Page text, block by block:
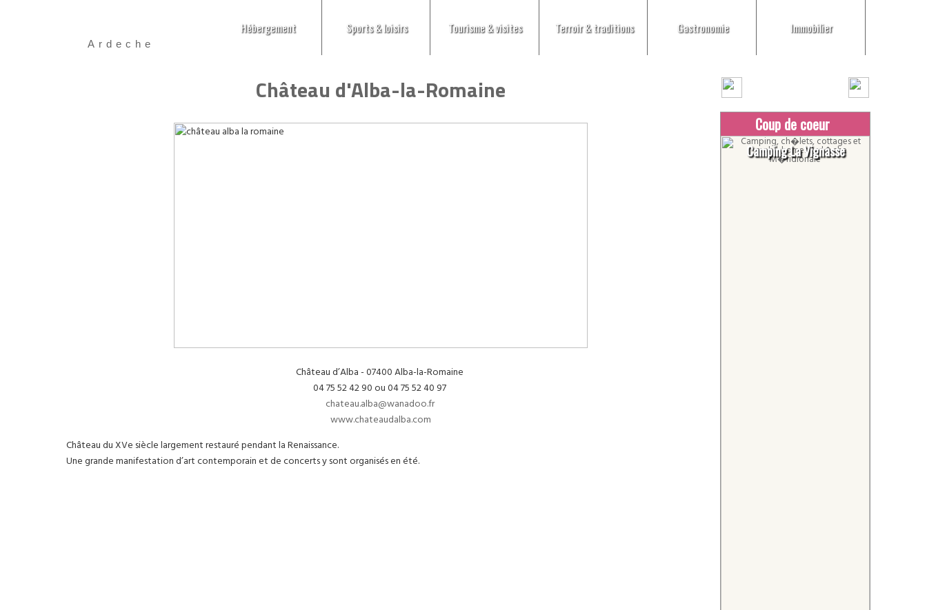
Ardeche
Hébergement Sports & loisirs Tourisme & visites Terroir & traditions Gastronomie Immobilier
Château d'Alba-la-Romaine
Château d’Alba - 07400 Alba-la-Romaine
04 75 52 42 90 ou 04 75 52 40 97
chateau.alba@wanadoo.fr
www.chateaudalba.com
Château du XVe siècle largement restauré pendant la Renaissance.
Une grande manifestation d’art contemporain et de concerts y sont organisés en été.
Coup de coeur
Camping La Vignasse